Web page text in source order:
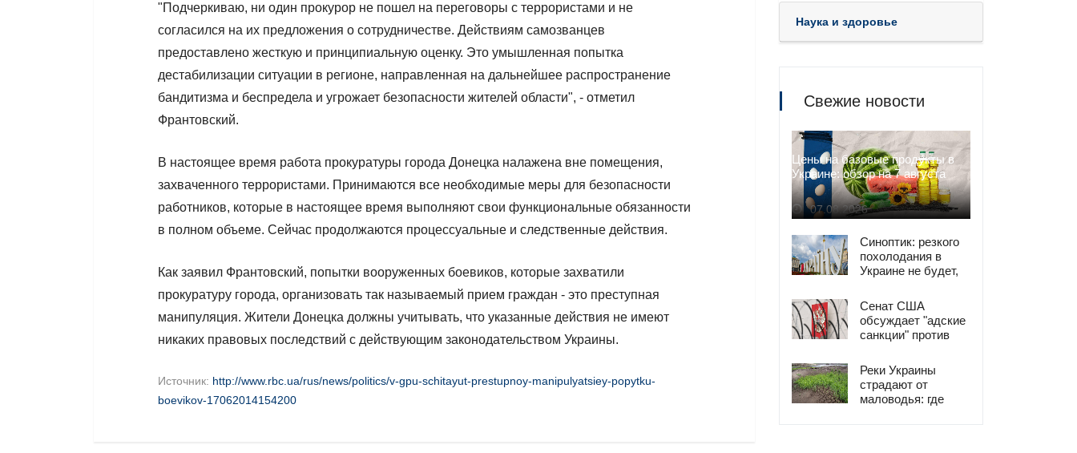
"Подчеркиваю, ни один прокурор не пошел на переговоры с террористами и не
согласился на их предложения о сотрудничестве. Действиям самозванцев
предоставлено жесткую и принципиальную оценку. Это умышленная попытка
дестабилизации ситуации в регионе, направленная на дальнейшее распространение
бандитизма и беспредела и угрожает безопасности жителей области", - отметил
Франтовский.
В настоящее время работа прокуратуры города Донецка налажена вне помещения,
захваченного террористами. Принимаются все необходимые меры для безопасности
работников, которые в настоящее время выполняют свои функциональные обязанности
в полном объеме. Сейчас продолжаются процессуальные и следственные действия.
Как заявил Франтовский, попытки вооруженных боевиков, которые захватили
прокуратуру города, организовать так называемый прием граждан - это преступная
манипуляция. Жители Донецка должны учитывать, что указанные действия не имеют
никаких правовых последствий с действующим законодательством Украины.
Источник: http://www.rbc.ua/rus/news/politics/v-gpu-schitayut-prestupnoy-manipulyatsiey-popytku-
boevikov-17062014154200
Наука и здоровье
Свежие новости
Цены на базовые продукты в
Украине: обзор на 7 августа
07.08.2026
Синоптик: резкого
похолодания в
Украине не будет,
комфортом
Сенат США
обсуждает "адские
санкции" против
Реки Украины
страдают от
маловодья: где